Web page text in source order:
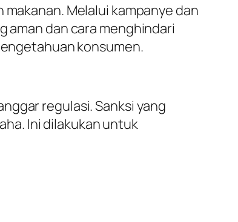
Melalui kampanye dan
aman dan cara menghindari
konsumen.
regulasi. Sanksi yang
Ini dilakukan untuk